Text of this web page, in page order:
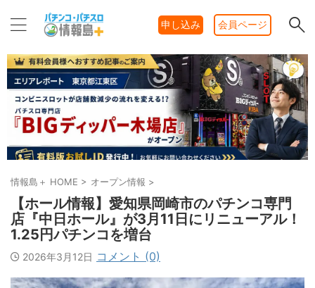
申し込み 会員ページ
情報島＋ HOME > オープン情報 >
【ホール情報】愛知県岡崎市のパチンコ専門
店『中日ホール』が3月11日にリニューアル！
1.25円パチンコを増台
2026年3月12日 コメント (0)